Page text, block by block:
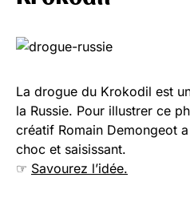
La drogue du Krokodil est
la Russie. Pour illustrer ce
créatif Romain Demongeot
choc et saisissant.
☞ Savourez l’idée.